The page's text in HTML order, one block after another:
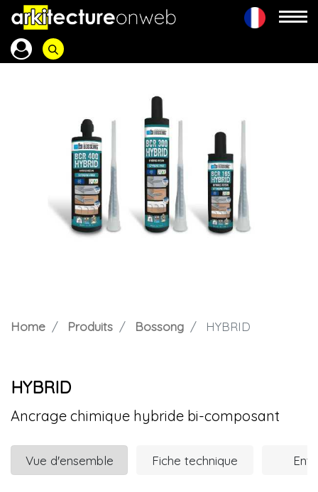
Home Produits Bossong HYBRID
HYBRID
Ancrage chimique hybride bi-composant
Vue d'ensemble Fiche technique